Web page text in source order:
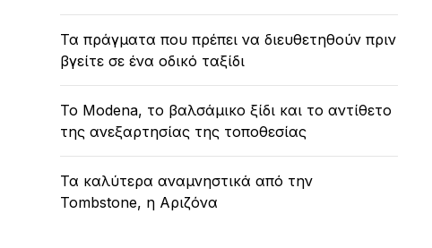
Τα πράγματα που πρέπει να διευθετηθούν πριν
βγείτε σε ένα οδικό ταξίδι
Το Modena, το βαλσάμικο ξίδι και το αντίθετο
της ανεξαρτησίας της τοποθεσίας
Τα καλύτερα αναμνηστικά από την
Tombstone, η Αριζόνα